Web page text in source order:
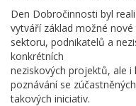
Den Dobročinnosti byl
vytváří základ možné
sektoru, podnikatelů a
konkrétních
neziskových projektů, ale i
poznávání se
takových iniciativ.